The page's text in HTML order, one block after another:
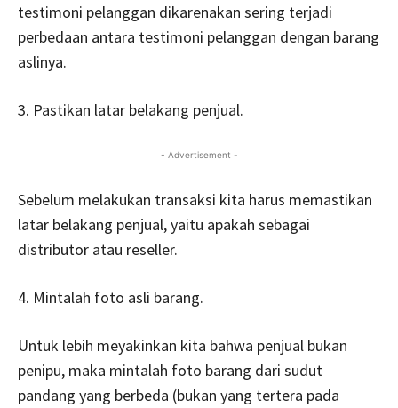
testimoni pelanggan dikarenakan sering terjadi
perbedaan antara testimoni pelanggan dengan barang
aslinya.
3. Pastikan latar belakang penjual.
- Advertisement -
Sebelum melakukan transaksi kita harus memastikan
latar belakang penjual, yaitu apakah sebagai
distributor atau reseller.
4. Mintalah foto asli barang.
Untuk lebih meyakinkan kita bahwa penjual bukan
penipu, maka mintalah foto barang dari sudut
pandang yang berbeda (bukan yang tertera pada